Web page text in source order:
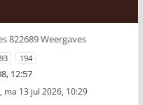
822689 Weergaves
194
12:57
, ma 13 jul 2026, 10:29